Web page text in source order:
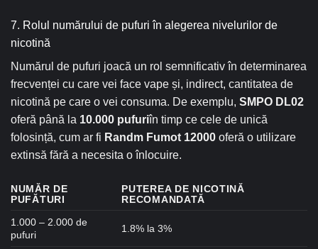
7. Rolul numărului de pufuri în alegerea nivelurilor de
nicotină
Numărul de pufuri joacă un rol semnificativ în determinarea
frecvenței cu care vei face vape și, indirect, cantitatea de
nicotină pe care o vei consuma. De exemplu, SMPO DL02
oferă până la 10.000 pufuriîn timp ce cele de unică
folosință, cum ar fi Randm Fumot 12000 oferă o utilizare
extinsă fără a necesita o înlocuire.
NUMĂR DE
PUFĂTURI
PUTEREA DE NICOTINĂ
RECOMANDATĂ
1.000 – 2.000 de
pufuri
1.8% la 3%